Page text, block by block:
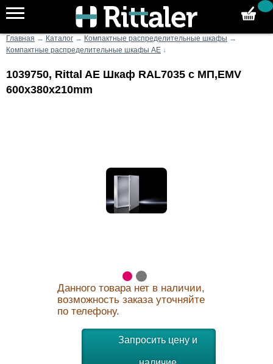
Главная → Каталог → Компактные распределительные шкафы →
Компактные распределительные шкафы AE ↓
1039750, Rittal AE Шкаф RAL7035 с МП,EMV
600x380x210mm
Данного товара нет в наличии,
возможность заказа уточняйте
по телефону.
Запросить цену и